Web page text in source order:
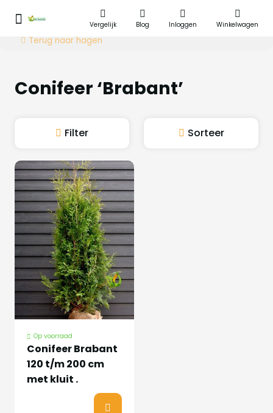
Vergelijk Blog Inloggen Winkelwagen
Terug naar hagen
Conifeer ‘Brabant’
Filter Sorteer
Op voorraad
Conifeer Brabant
120 t/m 200 cm
met kluit .